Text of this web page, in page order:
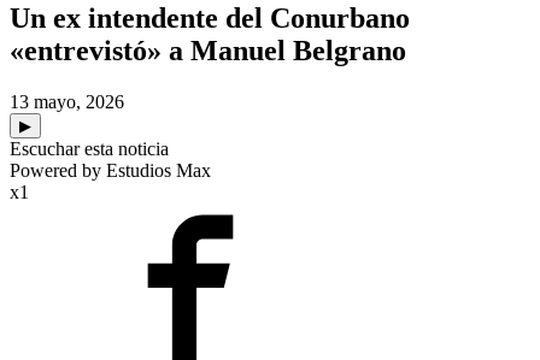
Un ex intendente del Conurbano
«entrevistó» a Manuel Belgrano
13 mayo, 2026
▶
Escuchar esta noticia
Powered by Estudios Max
x1